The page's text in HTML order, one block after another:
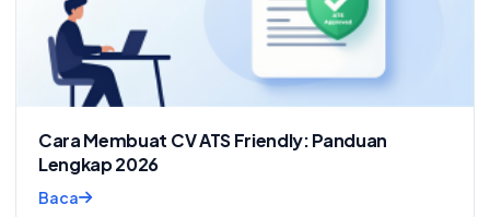
Cara Membuat CV ATS Friendly: Panduan
Lengkap 2026
Baca